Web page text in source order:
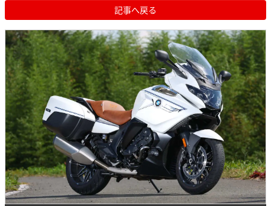
記事へ戻る